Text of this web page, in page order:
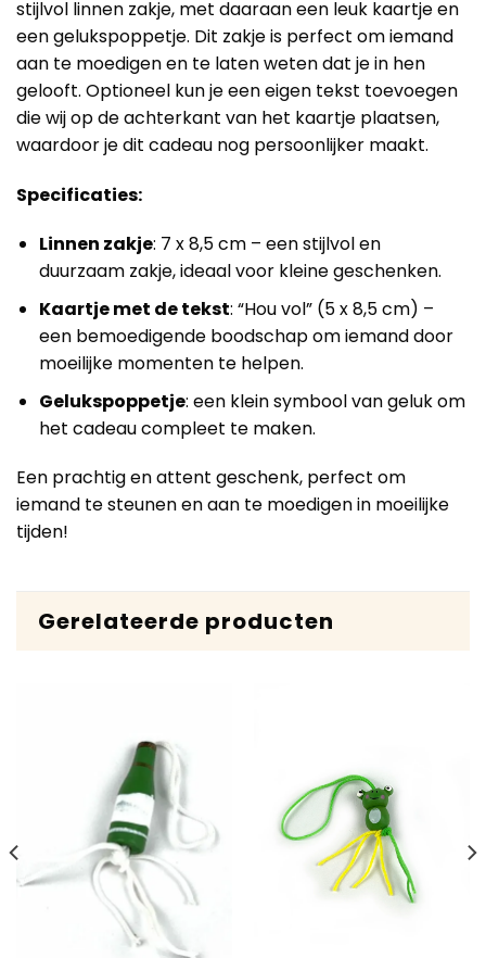
stijlvol linnen zakje, met daaraan een leuk kaartje en
een gelukspoppetje. Dit zakje is perfect om iemand
aan te moedigen en te laten weten dat je in hen
gelooft. Optioneel kun je een eigen tekst toevoegen
die wij op de achterkant van het kaartje plaatsen,
waardoor je dit cadeau nog persoonlijker maakt.
Specificaties:
Linnen zakje: 7 x 8,5 cm – een stijlvol en
duurzaam zakje, ideaal voor kleine geschenken.
Kaartje met de tekst: “Hou vol” (5 x 8,5 cm) –
een bemoedigende boodschap om iemand door
moeilijke momenten te helpen.
Gelukspoppetje: een klein symbool van geluk om
het cadeau compleet te maken.
Een prachtig en attent geschenk, perfect om
iemand te steunen en aan te moedigen in moeilijke
tijden!
Gerelateerde producten